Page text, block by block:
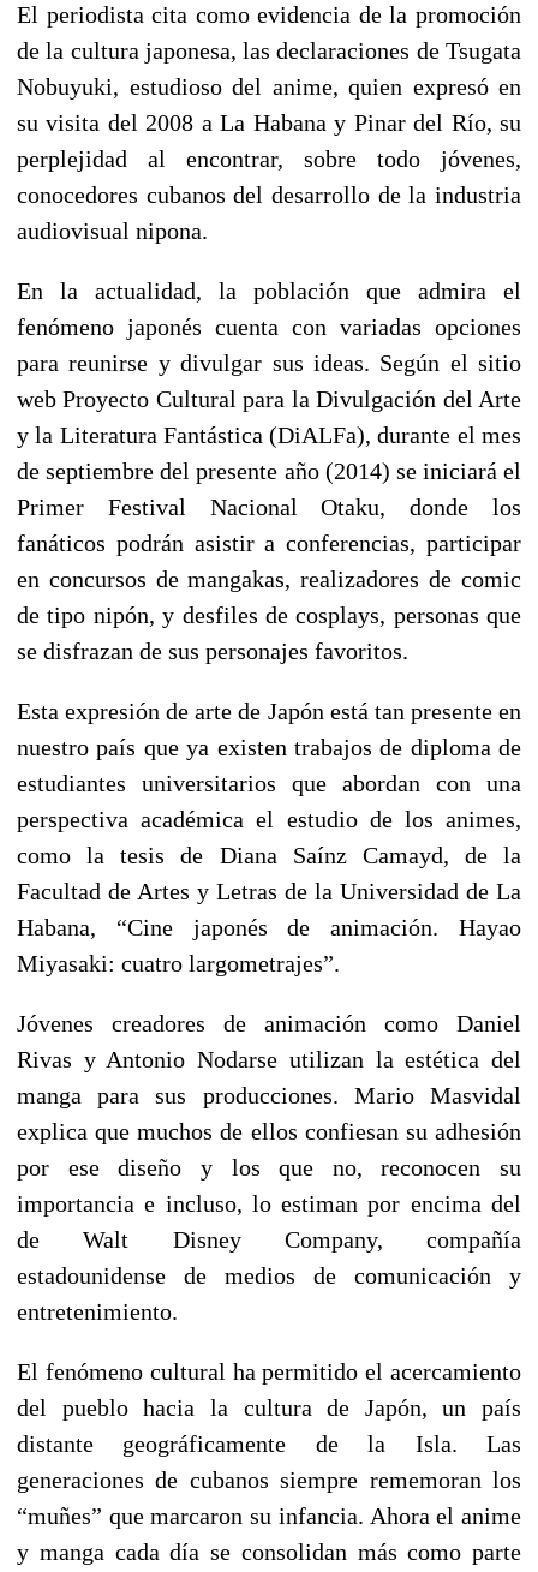
El periodista cita como evidencia de la promoción
de la cultura japonesa, las declaraciones de Tsugata
Nobuyuki, estudioso del anime, quien expresó en
su visita del 2008 a La Habana y Pinar del Río, su
perplejidad al encontrar, sobre todo jóvenes,
conocedores cubanos del desarrollo de la industria
audiovisual nipona.
En la actualidad, la población que admira el
fenómeno japonés cuenta con variadas opciones
para reunirse y divulgar sus ideas. Según el sitio
web Proyecto Cultural para la Divulgación del Arte
y la Literatura Fantástica (DiALFa), durante el mes
de septiembre del presente año (2014) se iniciará el
Primer Festival Nacional Otaku, donde los
fanáticos podrán asistir a conferencias, participar
en concursos de mangakas, realizadores de comic
de tipo nipón, y desfiles de cosplays, personas que
se disfrazan de sus personajes favoritos.
Esta expresión de arte de Japón está tan presente en
nuestro país que ya existen trabajos de diploma de
estudiantes universitarios que abordan con una
perspectiva académica el estudio de los animes,
como la tesis de Diana Saínz Camayd, de la
Facultad de Artes y Letras de la Universidad de La
Habana, “Cine japonés de animación. Hayao
Miyasaki: cuatro largometrajes”.
Jóvenes creadores de animación como Daniel
Rivas y Antonio Nodarse utilizan la estética del
manga para sus producciones. Mario Masvidal
explica que muchos de ellos confiesan su adhesión
por ese diseño y los que no, reconocen su
importancia e incluso, lo estiman por encima del
de Walt Disney Company, compañía
estadounidense de medios de comunicación y
entretenimiento.
El fenómeno cultural ha permitido el acercamiento
del pueblo hacia la cultura de Japón, un país
distante geográficamente de la Isla. Las
generaciones de cubanos siempre rememoran los
“muñes” que marcaron su infancia. Ahora el anime
y manga cada día se consolidan más como parte